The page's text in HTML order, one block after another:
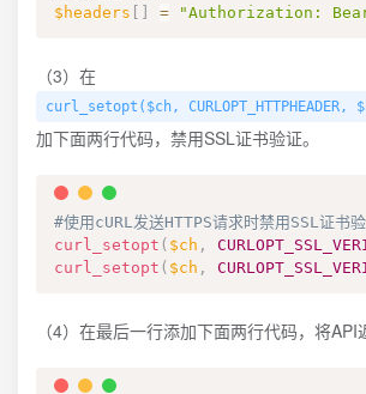
$headers
= "Authorization:
（3）在
curl_setopt($ch, CURLOPT_HTTPHEADER,
加下面两行代码，禁用SSL证书验证。
#使用cURL发送HTTPS请求时禁用SSL证书
curl_setopt ( $ch ,
curl_setopt ( $ch ,
（4）在最后一行添加下面两行代码，将